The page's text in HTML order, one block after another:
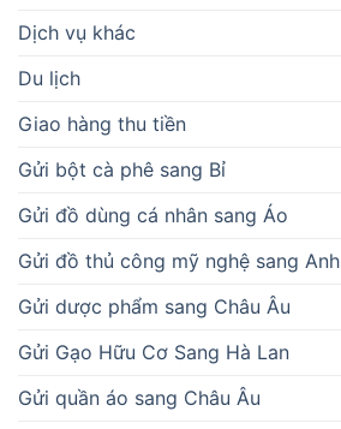
Dịch vụ khác
Du lịch
Giao hàng thu tiền
Gửi bột cà phê sang Bỉ
Gửi đồ dùng cá nhân sang Áo
Gửi đồ thủ công mỹ nghệ sang Anh
Gửi dược phẩm sang Châu Âu
Gửi Gạo Hữu Cơ Sang Hà Lan
Gửi quần áo sang Châu Âu